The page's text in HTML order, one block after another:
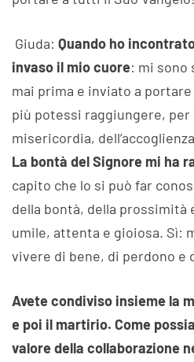
Giuda: Quando ho
invaso il mio cuore: mi sono
mai prima e inviato a
più potessi raggiungere, per
misericordia,
La bontà del Signore mi ha
capito che lo si può far
della bontà, della prossimità
umile, attenta e gioiosa. Sì:
vivere di bene, di perdono e
Avete condiviso insieme la
e poi il martirio. Come
valore della collaborazione